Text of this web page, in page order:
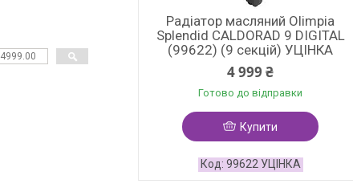
Радіатор масляний Olimpia
Splendid CALDORAD 9 DIGITAL
(99622) (9 секцій) УЦІНКА
4 999 ₴
Готово до відправки
Купити
99622 УЦІНКА